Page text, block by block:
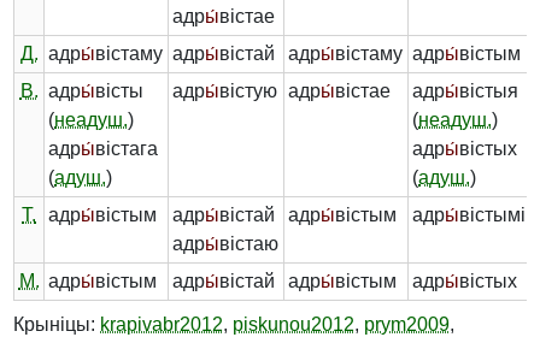
адры́вістае
Д. адры́вістаму адры́вістай адры́вістаму адры́вістым
В. адры́вісты
(неадуш.)
адры́вістага
(адуш.)
адры́вістую адры́вістае адры́вістыя
(неадуш.)
адры́вістых
(адуш.)
Т.
адры́вістым адры́вістай
адры́вістаю
адры́вістым адры́вістымі
М. адры́вістым адры́вістай адры́вістым адры́вістых
Крыніцы: krapivabr2012, piskunou2012, prym2009,